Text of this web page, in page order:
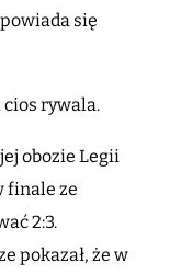
się
cios rywala.
obozie Legii
finale ze
2:3.
pokazał, że w